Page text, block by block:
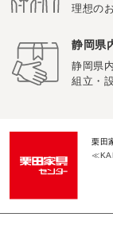
理想の
静岡県
静岡県
組立・
栗田